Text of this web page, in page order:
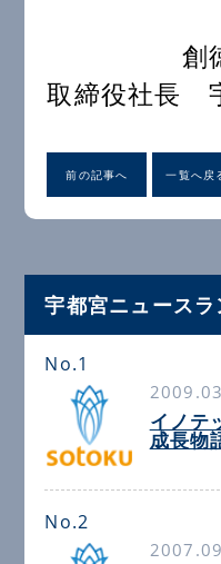
創徳企
取締役社長
前の記事へ 一覧へ戻
宇都宮ニュース
No.1
イノテ
成長物
No.2